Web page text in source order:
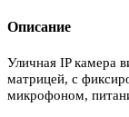
Описание
Уличная IP камера
матрицей, с
микрофоном,